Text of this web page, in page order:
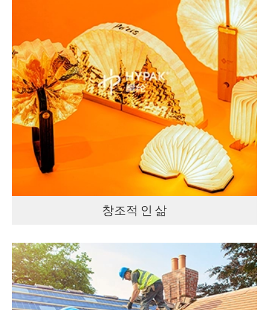
창조적 인 삶